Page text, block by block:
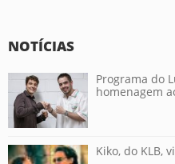
NOTÍCIAS
Programa do
homenagem
Kiko, do KLB,